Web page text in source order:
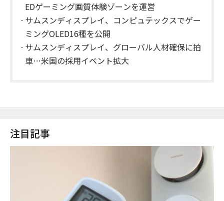
EDゲーミング画質体験ゾーンを運営
サムスンディスプレイ、コンピュテックスでゲー
ミングOLED16種を公開
サムスンディスプレイ、グローバル人材確保に拍
車…米国の採用イベント拡大
注目記事